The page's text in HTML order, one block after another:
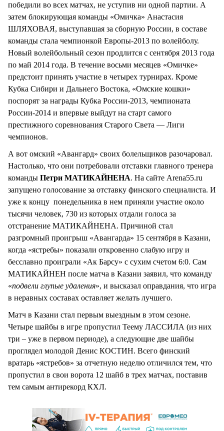
победили во всех матчах, не уступив ни одной партии. А
затем блокирующая команды «Омичка» Анастасия
ШЛЯХОВАЯ, выступавшая за сборную России, в составе
команды стала чемпионкой Европы-2013 по волейболу.
Новый волейбольный сезон продлится с сентября 2013 года
по май 2014 года. В течение восьми месяцев «Омичке»
предстоит принять участие в четырех турнирах. Кроме
Кубка Сибири и Дальнего Востока, «Омские кошки»
поспорят за награды Кубка России-2013, чемпионата
России-2014 и впервые выйдут на старт самого
престижного соревнования Старого Света — Лиги
чемпионов.
А вот омский «Авангард» своих болельщиков разочаровал.
Настолько, что они потребовали отставки главного тренера
команды Петри МАТИКАЙНЕНА. На сайте Arena55.ru
запущено голосование за отставку финского специалиста. И
уже к концу понедельника в нем приняли участие около
тысячи человек, 730 из которых отдали голоса за
отстранение МАТИКАЙНЕНА. Причиной стал
разгромный проигрыш «Авангарда» 15 сентября в Казани,
когда «ястребы» показали откровенно слабую игру и
бесславно проиграли «Ак Барсу» с сухим счетом 6:0. Сам
МАТИКАЙНЕН после матча в Казани заявил, что команду
«подвели глупые удаления», и высказал оправдания, что игра
в неравных составах оставляет желать лучшего.
Матч в Казани стал первым выездным в этом сезоне.
Четыре шайбы в игре пропустил Теему ЛАССИЛА (из них
три – уже в первом периоде), а следующие две шайбы
проглядел молодой Денис КОСТИН. Всего финский
вратарь «ястребов» за отчетную неделю отличился тем, что
пропустил в свои ворота 12 шайб в трех матчах, поставив
тем самым антирекорд КХЛ.